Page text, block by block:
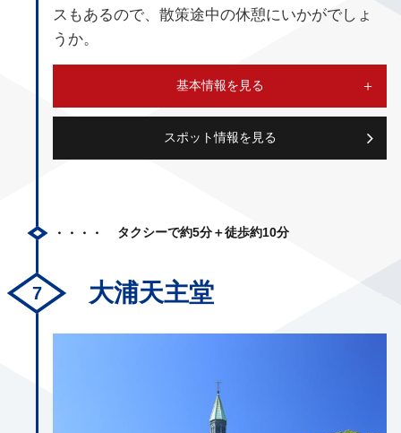
スもあるので、散策途中の休憩にいかがでしょ
うか。
基本情報を見る
スポット情報を見る
タクシーで約5分＋徒歩約10分
大浦天主堂